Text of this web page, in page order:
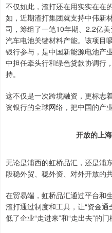
不仅如此，渣打还在用实实在在
如，近期渣打集团就支持中伟新
司，筹组了一笔10年期、2.2亿
汽车电池关键材料产能。该项目
银行参与，是中国新能源电池产
中担任牵头行和绿色贷款协调行
持。
这不仅是一次跨境融资，更标志
资银行的全球网络，把中国的产
开放的上
无论是浦西的虹桥品汇，还是浦
段稳外贸、稳外资、对外开放的共
在贸易端，虹桥品汇通过平台和
渣打通过制度和工具，让“资金
低了企业“走进来”和“走出去”的门